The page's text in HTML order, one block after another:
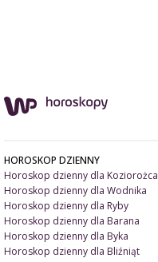
HOROSKOP DZIENNY
Horoskop dzienny dla Koziorożca
Horoskop dzienny dla Wodnika
Horoskop dzienny dla Ryby
Horoskop dzienny dla Barana
Horoskop dzienny dla Byka
Horoskop dzienny dla Bliźniąt